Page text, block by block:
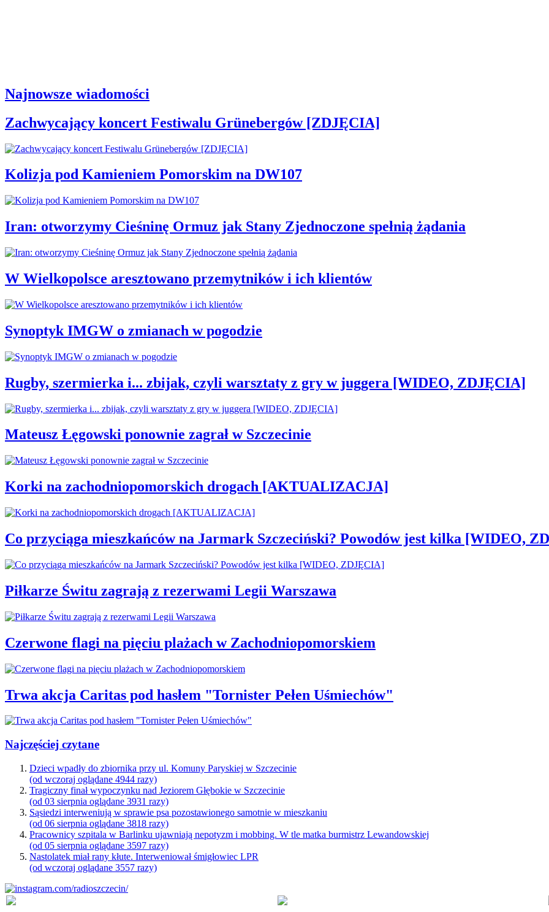
Najnowsze wiadomości
Zachwycający koncert Festiwalu Grünebergów [ZDJĘCIA]
Kolizja pod Kamieniem Pomorskim na DW107
Iran: otworzymy Cieśninę Ormuz jak Stany Zjednoczone spełnią żądania
W Wielkopolsce aresztowano przemytników i ich klientów
Synoptyk IMGW o zmianach w pogodzie
Rugby, szermierka i... zbijak, czyli warsztaty z gry w juggera [WIDEO, ZDJĘCIA]
Mateusz Łęgowski ponownie zagrał w Szczecinie
Korki na zachodniopomorskich drogach [AKTUALIZACJA]
Co przyciąga mieszkańców na Jarmark Szczeciński? Powodów jest kilka [WIDEO,
Piłkarze Świtu zagrają z rezerwami Legii Warszawa
Czerwone flagi na pięciu plażach w Zachodniopomorskiem
Trwa akcja Caritas pod hasłem "Tornister Pełen Uśmiechów"
Najczęściej czytane
Dzieci wpadły do zbiornika przy ul. Komuny Paryskiej w Szczecinie
(od wczoraj oglądane 4944 razy)
Tragiczny finał wypoczynku nad Jeziorem Głębokie w Szczecinie
(od 03 sierpnia oglądane 3931 razy)
Sąsiedzi interweniują w sprawie psa pozostawionego samotnie w mieszkaniu
(od 06 sierpnia oglądane 3818 razy)
Pracownicy szpitala w Barlinku ujawniają nepotyzm i mobbing. W tle matka burmistrz Lewandowskiej
(od 05 sierpnia oglądane 3597 razy)
Nastolatek miał rany kłute. Interweniował śmigłowiec LPR
(od wczoraj oglądane 3557 razy)